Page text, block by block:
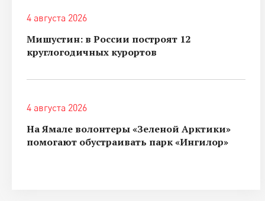
4 августа 2026
Мишустин: в России построят 12
круглогодичных курортов
4 августа 2026
На Ямале волонтеры «Зеленой Арктики»
помогают обустраивать парк «Ингилор»